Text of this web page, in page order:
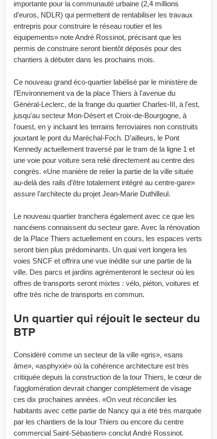
importante pour la communauté urbaine (2,4 millions
d’euros, NDLR) qui permettent de rentabiliser les travaux
entrepris pour construire le réseau routier et les
équipements» note André Rossinot, précisant que les
permis de construire seront bientôt déposés pour des
chantiers à débuter dans les prochains mois.
Ce nouveau grand éco-quartier labélisé par le ministère de
l’Environnement va de la place Thiers à l'avenue du
Général-Leclerc, de la frange du quartier Charles-III, à l'est,
jusqu'au secteur Mon-Désert et Croix-de-Bourgogne, à
l'ouest, en y incluant les terrains ferroviaires non construits
jouxtant le pont du Maréchal-Foch. D’ailleurs, le Pont
Kennedy actuellement traversé par le tram de la ligne 1 et
une voie pour voiture sera relié directement au centre des
congrès. «Une manière de relier la partie de la ville située
au-delà des rails d’être totalement intégré au centre-gare»
assure l’architecte du projet Jean-Marie Duthilleul.
Le nouveau quartier tranchera également avec ce que les
nancéiens connaissent du secteur gare. Avec la rénovation
de la Place Thiers actuellement en cours, les espaces verts
seront bien plus prédominants. Un quai vert longera les
voies SNCF et offrira une vue inédite sur une partie de la
ville. Des parcs et jardins agrémenteront le secteur où les
offres de transports seront mixtes : vélo, piéton, voitures et
offre très riche de transports en commun.
Un quartier qui réjouit le secteur du
BTP
Considéré comme un secteur de la ville «gris», «sans
âme», «asphyxié» où la cohérence architecture est très
critiquée depuis la construction de la tour Thiers, le cœur de
l’agglomération devrait changer complètement de visage
ces dix prochaines années. «On veut réconcilier les
habitants avec cette partie de Nancy qui a été très marquée
par les chantiers de la tour Thiers ou encore du centre
commercial Saint-Sébastien» conclut André Rossinot.